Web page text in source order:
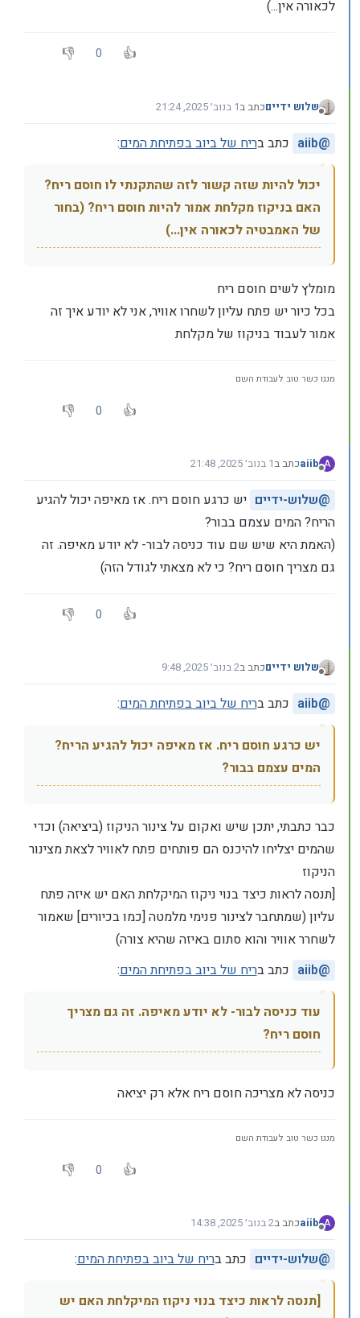
לכאורה אין...)
0
מנותק
שלוש ידייםכתב ב1 בנוב׳ 2025, 21:24
נערך לאחרונה על ידי
@
aiib כתב בריח של ביוב בפתיחת המים:
יכול להיות שזה קשור לזה שהתקנתי לו חוסם ריח?
האם בניקוז מקלחת אמור להיות חוסם ריח? (בחור
של האמבטיה לכאורה אין...)
מומלץ לשים חוסם ריח
בכל כיור יש פתח עליון לשחרו אוויר, אני לא יודע איך זה
אמור לעבוד בניקוז של מקלחת
מנגו כשר טוב לעבודת השם
0
A
מנותק
aiibכתב ב1 בנוב׳ 2025, 21:48
נערך לאחרונה על ידי
@שלוש-ידיים יש כרגע חוסם ריח. אז מאיפה יכול להגיע
הריח? המים עצמם בבור?
(האמת היא שיש שם עוד כניסה לבור- לא יודע מאיפה. זה
גם מצריך חוסם ריח? כי לא מצאתי לגודל הזה)
0
מנותק
שלוש ידייםכתב ב2 בנוב׳ 2025, 9:48
נערך לאחרונה על ידי
@
aiib כתב בריח של ביוב בפתיחת המים:
יש כרגע חוסם ריח. אז מאיפה יכול להגיע הריח?
המים עצמם בבור?
כבר כתבתי, יתכן שיש ואקום על צינור הניקוז (ביציאה) וכדי
שהמים יצליחו להיכנס הם פותחים פתח לאוויר לצאת מצינור
הניקוז
[תנסה לראות כיצד בנוי ניקוז המיקלחת האם יש איזה פתח
עליון (שמתחבר לצינור פנימי מלמטה [כמו בכיורים] שאמור
לשחרר אוויר והוא סתום באיזה שהיא צורה)
@
aiib כתב בריח של ביוב בפתיחת המים:
עוד כניסה לבור- לא יודע מאיפה. זה גם מצריך
חוסם ריח?
כניסה לא מצריכה חוסם ריח אלא רק יציאה
מנגו כשר טוב לעבודת השם
0
A
מנותק
aiibכתב ב2 בנוב׳ 2025, 14:38
נערך לאחרונה על ידי
@שלוש-ידיים כתב בריח של ביוב בפתיחת המים:
[תנסה לראות כיצד בנוי ניקוז המיקלחת האם יש